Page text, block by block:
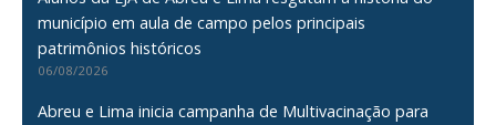
município em aula de campo pelos principais
patrimônios históricos
06/08/2026
Abreu e Lima inicia campanha de Multivacinação para